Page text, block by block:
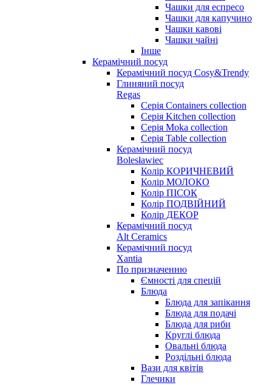
Чашки для еспресо
Чашки для капучино
Чашки кавові
Чашки чайні
Інше
Керамічний посуд
Керамічний посуд Cosy&Trendy
Глиняний посуд
Regas
Серія Containers collection
Серія Kitchen collection
Серія Moka collection
Серія Table collection
Керамічний посуд
Bolesławiec
Колір КОРИЧНЕВИЙ
Колір МОЛОКО
Колір ПІСОК
Колір ПОДВІЙНИЙ
Колір ДЕКОР
Керамічний посуд
Alt Ceramics
Керамічний посуд
Xantia
По призначенню
Ємності для спецій
Блюда
Блюда для запікання
Блюда для подачі
Блюда для риби
Круглі блюда
Овальні блюда
Роздільні блюда
Вази для квітів
Глечики